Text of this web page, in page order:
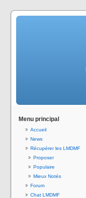
Menu principal
Accueil
News
Récupérer les LMDMF
Proposer
Populaire
Mieux Notés
Forum
Chat LMDMF